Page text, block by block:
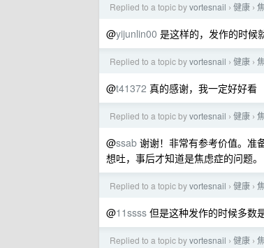
Replied to a topic byvortesnail › 健康 ›
@yijunlin00 是这样的，发作的时候
Replied to a topic byvortesnail › 健康 ›
@t41372 真的感谢，我一定好好看
Replied to a topic byvortesnail › 健康 ›
@ssab 谢谢！非常有参考价值。准
想吐，事后才知道是焦虑症的问题。
Replied to a topic byvortesnail › 健康 ›
@11ssss 但是这种发作的时候多数
Replied to a topic byvortesnail › 健康 ›